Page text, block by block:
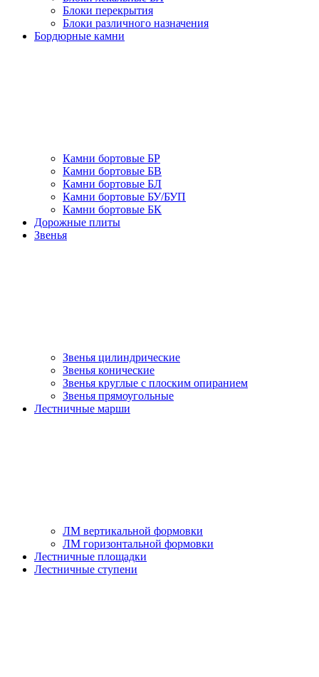
Блоки перекрытия
Блоки различного назначения
Бордюрные камни
Камни бортовые БР
Камни бортовые БВ
Камни бортовые БЛ
Камни бортовые БУ/БУП
Камни бортовые БК
Дорожные плиты
Звенья
Звенья цилиндрические
Звенья конические
Звенья круглые с плоским опиранием
Звенья прямоугольные
Лестничные марши
ЛМ вертикальной формовки
ЛМ горизонтальной формовки
Лестничные площадки
Лестничные ступени